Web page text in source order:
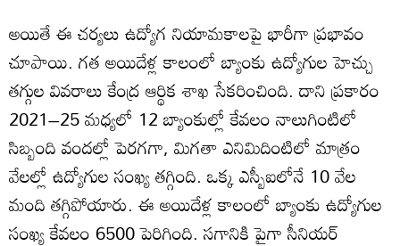
అయితే ఈ చర్యలు ఉద్యోగ నియామకాలపై భారీగా ప్రభావం
చూపాయి. గత అయిదేళ్ల కాలంలో బ్యాంకు ఉద్యోగుల హెచ్చు
తగ్గుల వివరాలు కేంద్ర ఆర్థిక శాఖ సేకరించింది. దాని ప్రకారం
2021–25 మధ్యలో 12 బ్యాంకుల్లో కేవలం నాలుగింటిలో
సిబ్బంది వందల్లో పెరగగా, మిగతా ఎనిమిదింటిలో మాత్రం
వేలల్లో ఉద్యోగుల సంఖ్య తగ్గింది. ఒక్క ఎస్బీఐలోనే 10 వేల
మంది తగ్గిపోయారు. ఈ అయిదేళ్ల కాలంలో బ్యాంకు ఉద్యోగుల
సంఖ్య కేవలం 6500 పెరిగింది. సగానికి పైగా సీనియర్